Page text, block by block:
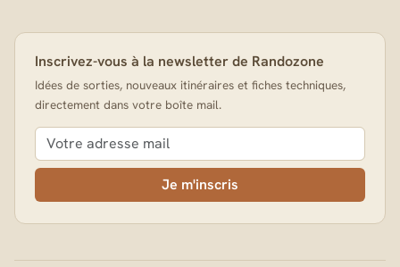
Inscrivez-vous à la newsletter de Randozone
Idées de sorties, nouveaux itinéraires et fiches techniques,
directement dans votre boîte mail.
Je m'inscris